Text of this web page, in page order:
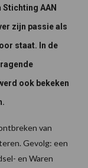
Stichting AAN
zijn passie als
staat. In de
ook bekeken
van
Gevolg: een
en Waren